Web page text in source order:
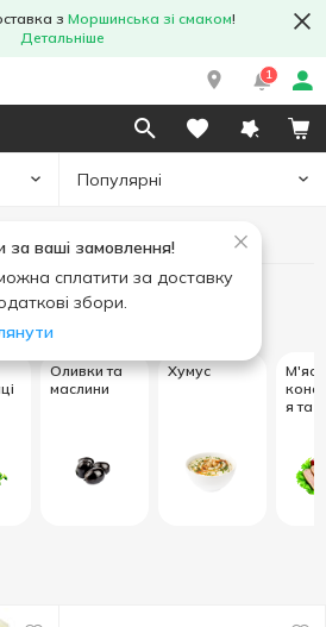
з Моршинська зі смаком!
Детальніше
1
Популярні
за ваші замовлення!
сплатити за доставку
збори.
Оливки та
маслини
Хумус
я та